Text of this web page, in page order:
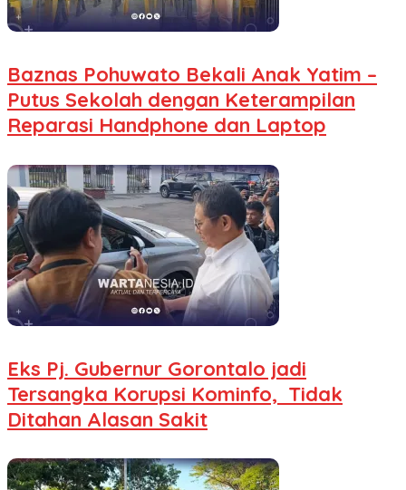
Baznas Pohuwato Bekali Anak Yatim –
Putus Sekolah dengan Keterampilan
Reparasi Handphone dan Laptop
Eks Pj. Gubernur Gorontalo jadi
Tersangka Korupsi Kominfo, Tidak
Ditahan Alasan Sakit